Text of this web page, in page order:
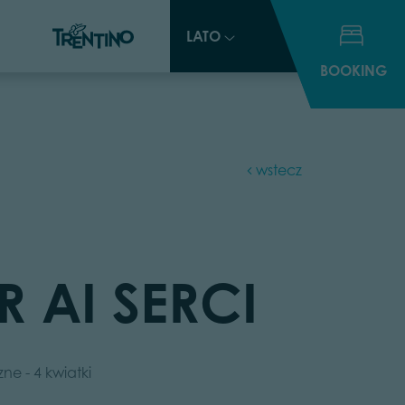
LATO
BOOKING
LATO
BOOKING
wstecz
AI SERCI
- 4 kwiatki